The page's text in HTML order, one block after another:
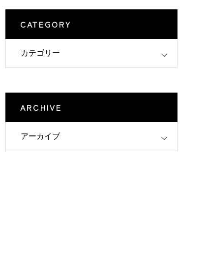
CATEGORY
ARCHIVE